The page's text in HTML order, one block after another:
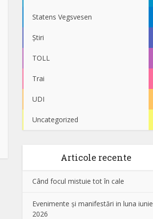
Statens Vegsvesen
Știri
TOLL
Trai
UDI
Uncategorized
Articole recente
Când focul mistuie tot în cale
Evenimente și manifestări in luna iunie
2026